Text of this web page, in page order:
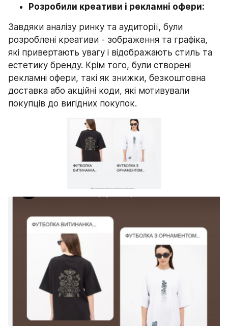
Розробили креативи і рекламні офери:
Завдяки аналізу ринку та аудиторії, були
розроблені креативи - зображення та графіка,
які привертають увагу і відображають стиль та
естетику бренду. Крім того, були створені
рекламні офери, такі як знижки, безкоштовна
доставка або акційні коди, які мотивували
покупців до вигідних покупок.